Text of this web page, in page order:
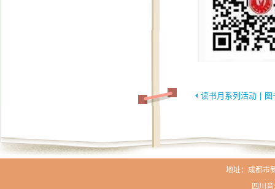
读书月系列活动 | 图书馆
地址：成都市
四川